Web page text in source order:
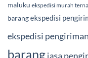
maluku ekspedisi murah
barangekspedisi
ekspedisi
barangjasa